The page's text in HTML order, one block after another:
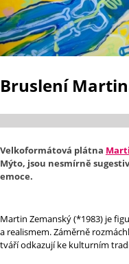
Bruslení
Velkoformátová plátna
Mýto, jsou nesmírně
emoce.
Martin Zemanský (*1983) je
a realismem. Záměrně
tváří odkazují ke kulturním